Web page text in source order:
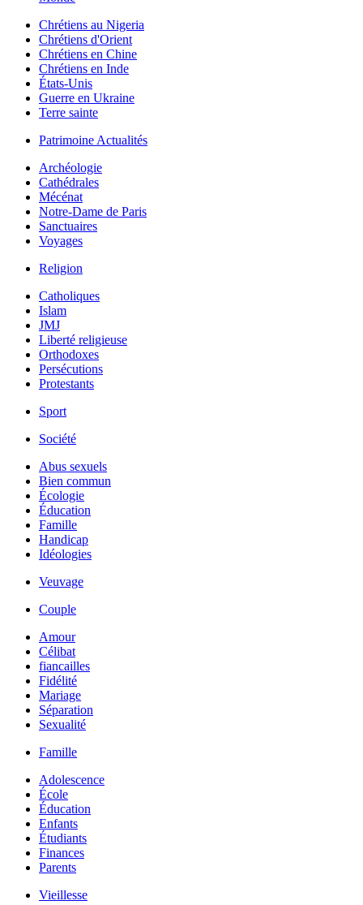
Chrétiens au Nigeria
Chrétiens d'Orient
Chrétiens en Chine
Chrétiens en Inde
États-Unis
Guerre en Ukraine
Terre sainte
Patrimoine Actualités
Archéologie
Cathédrales
Mécénat
Notre-Dame de Paris
Sanctuaires
Voyages
Religion
Catholiques
Islam
JMJ
Liberté religieuse
Orthodoxes
Persécutions
Protestants
Sport
Société
Abus sexuels
Bien commun
Écologie
Éducation
Famille
Handicap
Idéologies
Veuvage
Couple
Amour
Célibat
fiancailles
Fidélité
Mariage
Séparation
Sexualité
Famille
Adolescence
École
Éducation
Enfants
Étudiants
Finances
Parents
Vieillesse